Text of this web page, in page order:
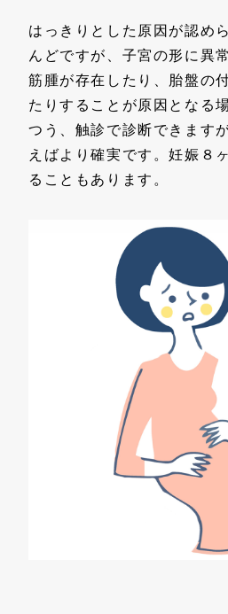
はっきりとした原因が認め
んどですが、子宮の形に異
筋腫が存在したり、胎盤の
たりすることが原因となる
つう、触診で診断できます
えばより確実です。妊娠８
ることもあります。